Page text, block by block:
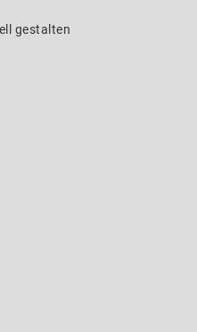
gestalten